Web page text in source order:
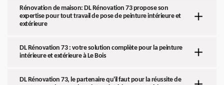
Rénovation de maison: DL Rénovation 73 propose son
expertise pour tout travail de pose de peinture intérieure et
extérieure
DL Rénovation 73 : votre solution complète pour la peinture
intérieure et extérieure à Le Bois
DL Rénovation 73, le partenaire qu'il faut pour la réussite de